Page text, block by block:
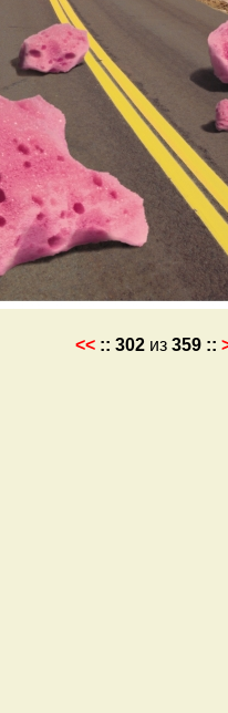
<<:: 302из 359 ::